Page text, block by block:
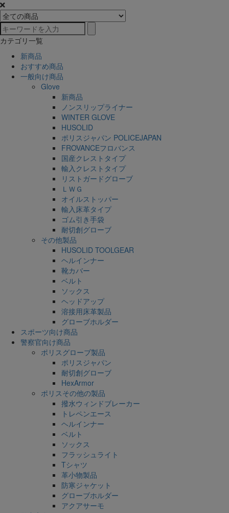
カテゴリ一覧
新商品
おすすめ商品
一般向け商品
Glove
新商品
ノンスリップライナー
WINTER GLOVE
HUSOLID
ポリスジャパン POLICEJAPAN
FROVANCEフロバンス
国産クレストタイプ
輸入クレストタイプ
リストガードグローブ
ＬＷＧ
オイルストッパー
輸入床革タイプ
ゴム引き手袋
耐切創グローブ
その他製品
HUSOLID TOOLGEAR
ヘルインナー
靴カバー
ベルト
ソックス
ヘッドアップ
溶接用床革製品
グローブホルダー
スポーツ向け商品
警察官向け商品
ポリスグローブ製品
ポリスジャパン
耐切創グローブ
HexArmor
ポリスその他の製品
撥水ウィンドブレーカー
トレペンエース
ヘルインナー
ベルト
ソックス
フラッシュライト
Tシャツ
革小物製品
防寒ジャケット
グローブホルダー
アクアサーモ